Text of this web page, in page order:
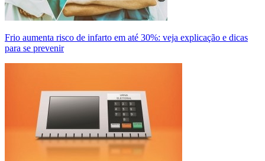
Frio aumenta risco de infarto em até 30%: veja explicação e dicas
para se prevenir